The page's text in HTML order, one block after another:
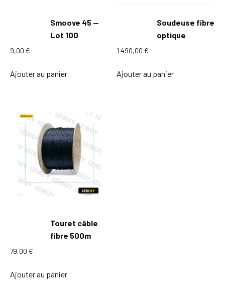
Smoove 45 —
Lot 100
9,00 €
Ajouter au panier
Soudeuse fibre
optique
1 490,00 €
Ajouter au panier
Touret câble
fibre 500m
79,00 €
Ajouter au panier